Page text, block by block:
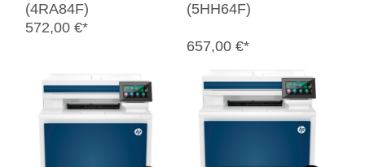
(4RA84F)
572,00 €*
(5HH64F)
657,00 €*